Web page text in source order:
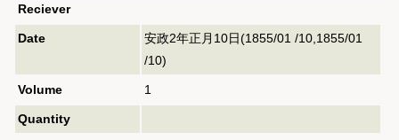
Reciever
Date
安政2年正月10日(1855/01 /10,1855/01
/10)
Volume 1
Quantity